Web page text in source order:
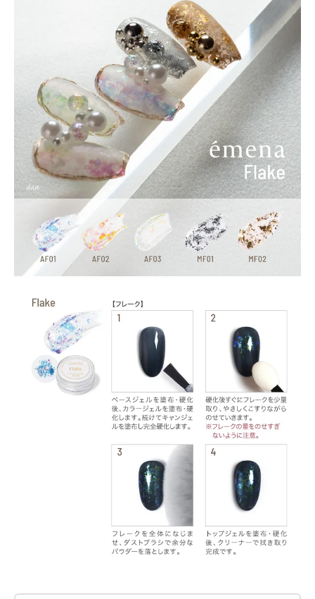
close
ー 種類
ＡＦ０１
カートに入れる
ＡＦ０２ カートに入れる
ＡＦ０３
ＭＦ０１ カートに入れる
ＭＦ０２ カートに入れる